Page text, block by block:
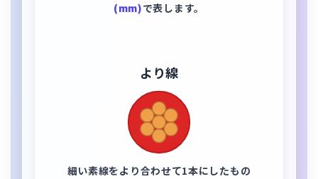
(mm)で表します。
より線
細い素線をより合わせて1本にしたもの